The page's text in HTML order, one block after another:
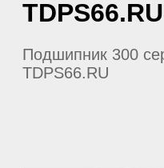
TDPS66.RU
Подшипник 300
TDPS66.RU